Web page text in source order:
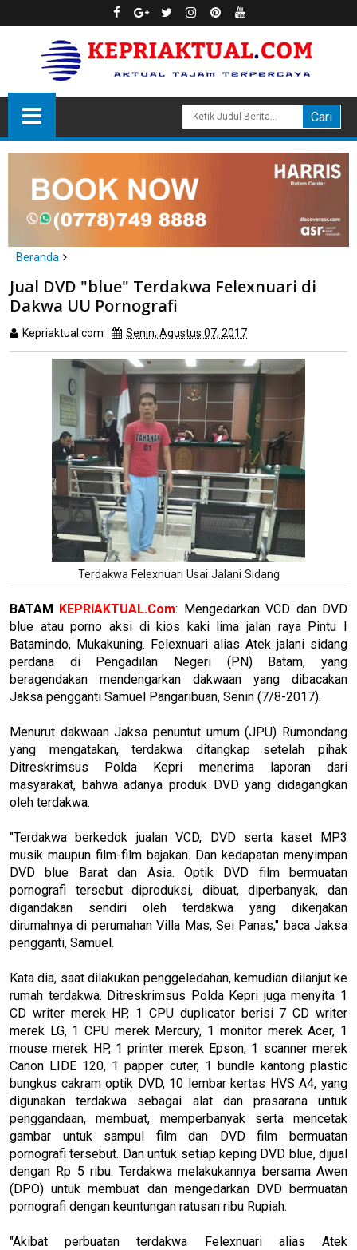
Beranda
headline
hukum
Jual DVD "blue" Terdakwa Felexnuari di Dakwa UU Pornografi
Jual DVD "blue" Terdakwa Felexnuari di
Dakwa UU Pornografi
Kepriaktual.com Senin, Agustus 07, 2017
Terdakwa Felexnuari Usai Jalani Sidang
BATAM KEPRIAKTUAL.Com: Mengedarkan VCD dan DVD
blue atau porno aksi di kios kaki lima jalan raya Pintu I
Batamindo, Mukakuning. Felexnuari alias Atek jalani sidang
perdana di Pengadilan Negeri (PN) Batam, yang
beragendakan mendengarkan dakwaan yang dibacakan
Jaksa pengganti Samuel Pangaribuan, Senin (7/8-2017).
Menurut dakwaan Jaksa penuntut umum (JPU) Rumondang
yang mengatakan, terdakwa ditangkap setelah pihak
Ditreskrimsus Polda Kepri menerima laporan dari
masyarakat, bahwa adanya produk DVD yang didagangkan
oleh terdakwa.
"Terdakwa berkedok jualan VCD, DVD serta kaset MP3
musik maupun film-film bajakan. Dan kedapatan menyimpan
DVD blue Barat dan Asia. Optik DVD film bermuatan
pornografi tersebut diproduksi, dibuat, diperbanyak, dan
digandakan sendiri oleh terdakwa yang dikerjakan
dirumahnya di perumahan Villa Mas, Sei Panas," baca Jaksa
pengganti, Samuel.
Kata dia, saat dilakukan penggeledahan, kemudian dilanjut ke
rumah terdakwa. Ditreskrimsus Polda Kepri juga menyita 1
CD writer merek HP, 1 CPU duplicator berisi 7 CD writer
merek LG, 1 CPU merek Mercury, 1 monitor merek Acer, 1
mouse merek HP, 1 printer merek Epson, 1 scanner merek
Canon LIDE 120, 1 papper cuter, 1 bundle kantong plastic
bungkus cakram optik DVD, 10 lembar kertas HVS A4, yang
digunakan terdakwa sebagai alat dan prasarana untuk
penggandaan, membuat, memperbanyak serta mencetak
gambar untuk sampul film dan DVD film bermuatan
pornografi tersebut. Dan untuk setiap keping DVD blue, dijual
dengan Rp 5 ribu. Terdakwa melakukannya bersama Awen
(DPO) untuk membuat dan mengedarkan DVD bermuatan
pornografi dengan keuntungan ratusan ribu Rupiah.
"Akibat perbuatan terdakwa Felexnuari alias Atek